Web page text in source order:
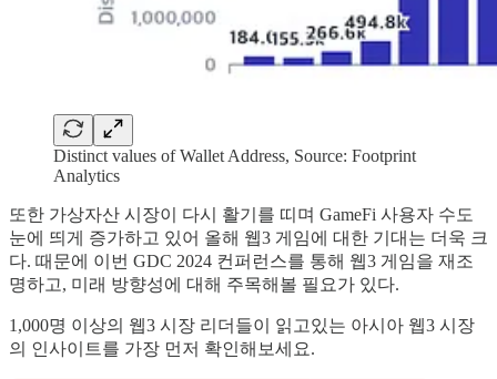
Distinct values of Wallet Address, Source: Footprint
Analytics
또한 가상자산 시장이 다시 활기를 띠며 GameFi 사용자 수도
눈에 띄게 증가하고 있어 올해 웹3 게임에 대한 기대는 더욱 크
다. 때문에 이번 GDC 2024 컨퍼런스를 통해 웹3 게임을 재조
명하고, 미래 방향성에 대해 주목해볼 필요가 있다.
1,000명 이상의 웹3 시장 리더들이 읽고있는 아시아 웹3 시장
의 인사이트를 가장 먼저 확인해보세요.